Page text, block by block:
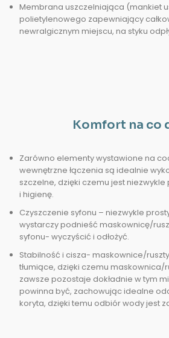
Membrana uszczelniająca (mankiet
polietylenowego zapewniający
newralgicznym miejscu, na styku
Komfort na co
Zarówno elementy wystawione na
wewnętrzne łączenia są idealnie
szczelne, dzięki czemu jest
i higienę.
Czyszczenie syfonu – niezwykle
wystarczy podnieść maskownicę/
syfonu- wyczyścić i odłożyć.
Stabilność i cisza- maskownice/
tłumiące, dzięki czemu maskownica/
zawsze pozostaje dokładnie w tym
powinna być, zachowując idealne
koryta, dzięki temu odbiór wody jest